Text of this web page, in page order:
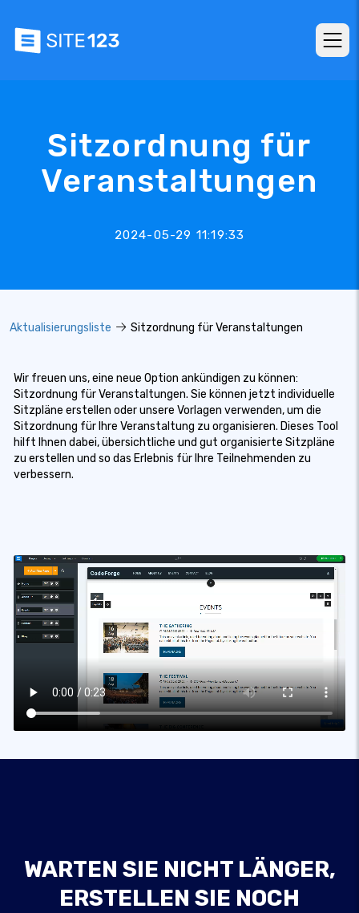
Sitzordnung für
Veranstaltungen
2024-05-29 11:19:33
Aktualisierungsliste Sitzordnung für Veranstaltungen
Wir freuen uns, eine neue Option ankündigen zu können:
Sitzordnung für Veranstaltungen. Sie können jetzt individuelle
Sitzpläne erstellen oder unsere Vorlagen verwenden, um die
Sitzordnung für Ihre Veranstaltung zu organisieren. Dieses Tool
hilft Ihnen dabei, übersichtliche und gut organisierte Sitzpläne
zu erstellen und so das Erlebnis für Ihre Teilnehmenden zu
verbessern.
WARTEN SIE NICHT LÄNGER,
ERSTELLEN SIE NOCH